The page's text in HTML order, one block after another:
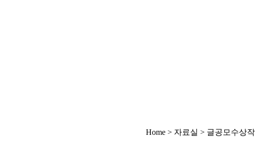
Home > 자료실 > 글공모수상작